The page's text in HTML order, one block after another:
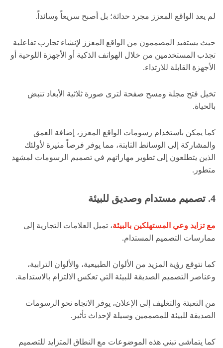
لم يعد الواقع المعزز مجرد حداثة؛ بل أصبح سريعاً وسائداً.
حيث يستفيد المصممون من الواقع المعزز لإنشاء تجارب تفاعلية
تجذب المستخدمين من خلال الهواتف الذكية أو الأجهزة اللوحية أو
الأجهزة القابلة للارتداء.
تخيل فتح مجلة ومسح صفحة لترى صورة ثلاثية الأبعاد تنبض
بالحياة.
كما يمكن باستخدام رسومات الواقع المعزز، إضافة العمق
والمشاركة إلى الوسائط الثابتة، مما يوفر فرصاً مثيرة لأولئك
الذين يتطلعون إلى تطوير مهاراتهم في تصميم الرسومات لمشهد
متطور.
4. تصميم مستدام وصديق للبيئة
مع تزايد وعي المستهلكين بالبيئة، تميل العلامات التجارية إلى
ممارسات التصميم المستدام.
كما نتوقع رؤية المزيد من الألوان الطبيعية، والألوان الترابية،
وعناصر التصميم الصديقة للبيئة التي تعكس الالتزام بالاستدامة.
من التعبئة والتغليف إلى الإعلان، يوفر الاتجاه نحو الرسومات
الصديقة للبيئة للمصممين وسيلة لإحداث تأثير.
كما يتماشى تبني هذه الموضوعات مع النطاق المتزايد للتصميم